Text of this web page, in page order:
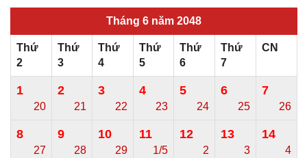
Tháng 6 năm 2048
Thứ
2
Thứ
3
Thứ
4
Thứ
5
Thứ
6
Thứ
7
CN
1
20
2
21
3
22
4
23
5
24
6
25
7
26
8
27
9
28
10
29
11
1/5
12
2
13
3
14
4